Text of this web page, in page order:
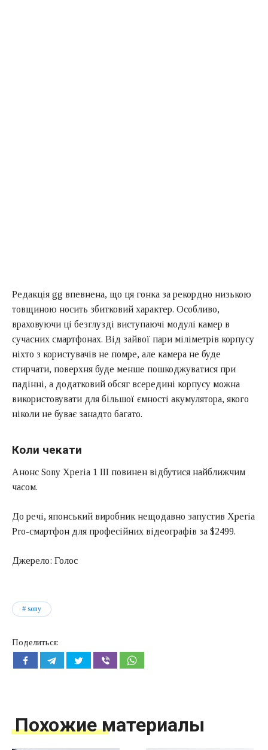
Редакція gg впевнена, що ця гонка за рекордно низькою
товщиною носить збитковий характер. Особливо,
враховуючи ці безглузді виступаючі модулі камер в
сучасних смартфонах. Від зайвої пари міліметрів корпусу
ніхто з користувачів не помре, але камера не буде
стирчати, поверхня буде менше пошкоджуватися при
падінні, а додатковий обсяг всередині корпусу можна
використовувати для більшої ємності акумулятора, якого
ніколи не буває занадто багато.
Коли чекати
Анонс Sony Xperia 1 III повинен відбутися найближчим
часом.
До речі, японський виробник нещодавно запустив Xperia
Pro-смартфон для професійних відеографів за $2499.
Джерело: Голос
sony
Поделиться:
Похожие материалы